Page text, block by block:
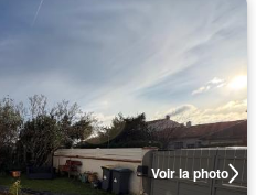
Voir la photo